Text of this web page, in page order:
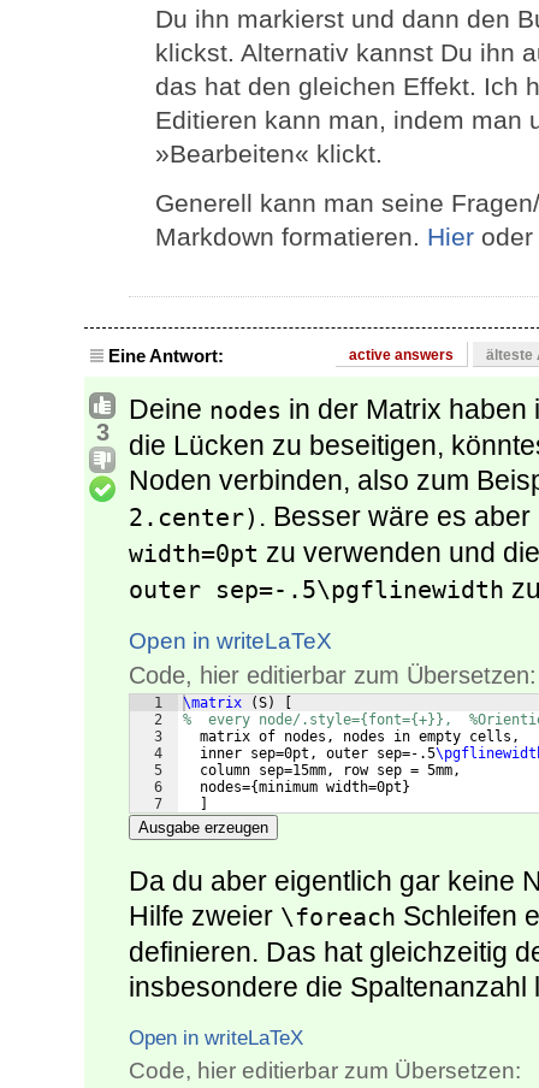
Du ihn markierst und dann den
klickst. Alternativ kannst Du ihn
das hat den gleichen Effekt. Ich
Editieren kann man, indem man
»Bearbeiten« klickt.
Generell kann man seine
Markdown formatieren. Hier oder
Eine Antwort: active answers älteste
3
Deine nodes in der Matrix haben
die Lücken zu beseitigen,
Noden verbinden, also zum
2.center) . Besser wäre es aber
width=0pt zu verwenden und
outer sep=-.5\pgflinewidth
Open in writeLaTeX
Code, hier editierbar zum Übersetzen:
1
2
3
4
5
6
7
\matrix (S)
%  every node/.style={font={+}},
  matrix of nodes, nodes in empty cells,
  inner sep=0pt, outer sep=-.5
  column sep=15mm, row sep = 5mm,
  nodes=
{minimum width=0pt }
Ausgabe erzeugen
Da du aber eigentlich gar keine
Hilfe zweier \foreach Schleifen
definieren. Das hat gleichzeitig
insbesondere die Spaltenanzahl
Open in writeLaTeX
Code, hier editierbar zum Übersetzen: